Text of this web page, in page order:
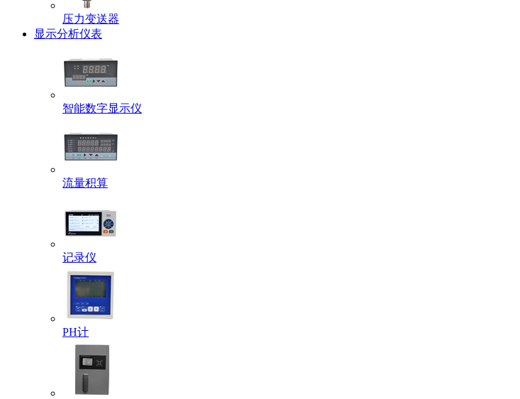
压力变送器
显示分析仪表
智能数字显示仪
流量积算
记录仪
PH计